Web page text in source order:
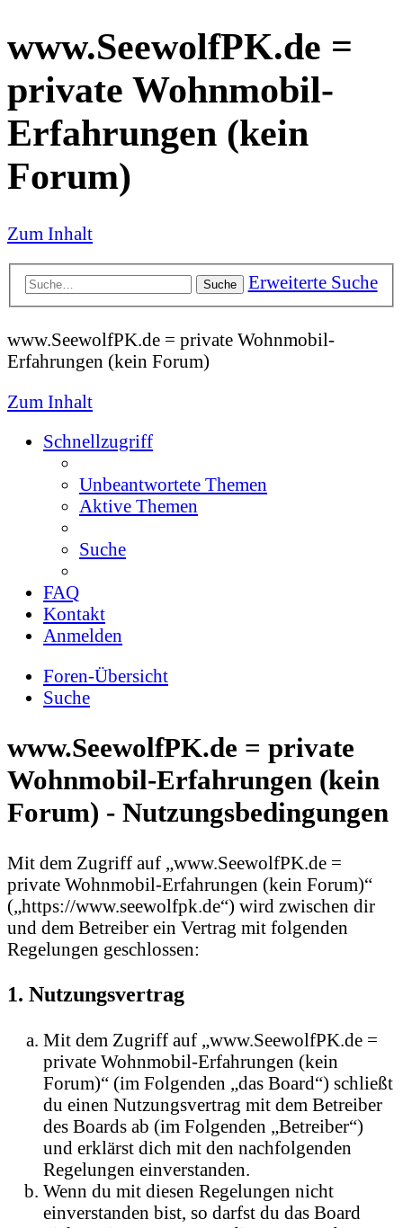
www.SeewolfPK.de =
private Wohnmobil-
Erfahrungen (kein
Forum)
Zum Inhalt
Suche Erweiterte Suche
www.SeewolfPK.de = private Wohnmobil-
Erfahrungen (kein Forum)
Zum Inhalt
Schnellzugriff
Unbeantwortete Themen
Aktive Themen
Suche
FAQ
Kontakt
Anmelden
Foren-Übersicht
Suche
www.SeewolfPK.de = private
Wohnmobil-Erfahrungen (kein
Forum) - Nutzungsbedingungen
Mit dem Zugriff auf „www.SeewolfPK.de =
private Wohnmobil-Erfahrungen (kein Forum)“
(„https://www.seewolfpk.de“) wird zwischen dir
und dem Betreiber ein Vertrag mit folgenden
Regelungen geschlossen:
1. Nutzungsvertrag
Mit dem Zugriff auf „www.SeewolfPK.de =
private Wohnmobil-Erfahrungen (kein
Forum)“ (im Folgenden „das Board“) schließt
du einen Nutzungsvertrag mit dem Betreiber
des Boards ab (im Folgenden „Betreiber“)
und erklärst dich mit den nachfolgenden
Regelungen einverstanden.
Wenn du mit diesen Regelungen nicht
einverstanden bist, so darfst du das Board